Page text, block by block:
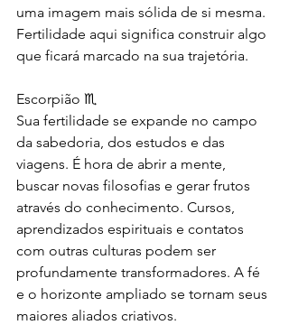
uma imagem mais sólida de si mesma.
Fertilidade aqui significa construir algo
que ficará marcado na sua trajetória.
Escorpião ♏
Sua fertilidade se expande no campo
da sabedoria, dos estudos e das
viagens. É hora de abrir a mente,
buscar novas filosofias e gerar frutos
através do conhecimento. Cursos,
aprendizados espirituais e contatos
com outras culturas podem ser
profundamente transformadores. A fé
e o horizonte ampliado se tornam seus
maiores aliados criativos.